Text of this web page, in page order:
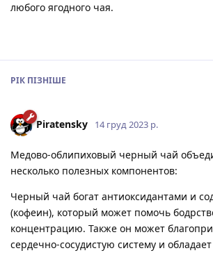
любого ягодного чая.
РІК ПІЗНІШЕ
Piratensky 14 груд 2023 р.
Медово-облипиховый черный чай
несколько полезных компонентов:
Черный чай богат антиоксидантами и
(кофеин), который может помочь
концентрацию. Также он может
сердечно-сосудистую систему и обладает